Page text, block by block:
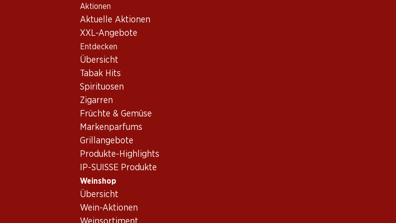
Aktionen
Aktuelle Aktionen
XXL-Angebote
Entdecken
Übersicht
Tabak Hits
Spirituosen
Zigarren
Früchte & Gemüse
Markenparfums
Grillangebote
Produkte-Highlights
IP-SUISSE Produkte
Weinshop
Übersicht
Wein-Aktionen
Weinwissen